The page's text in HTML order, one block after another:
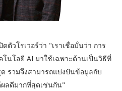
ตัวโรเวอร์ว่า "เราเชื่อมั่นว่า การ
โนโลยี AI มาใช้เฉพาะด้านเป็นวิธีที่
ด รวมจึงสามารถแบ่งปันข้อมูลกับ
ผลดีมากที่สุดเช่นกัน"